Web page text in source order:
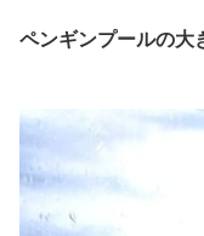
ペンギンプールの大